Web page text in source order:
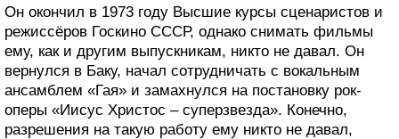
Он окончил в 1973 году Высшие курсы сценаристов и
режиссёров Госкино СССР, однако снимать фильмы
ему, как и другим выпускникам, никто не давал. Он
вернулся в Баку, начал сотрудничать с вокальным
ансамблем «Гая» и замахнулся на постановку рок-
оперы «Иисус Христос – суперзвезда». Конечно,
разрешения на такую работу ему никто не давал,